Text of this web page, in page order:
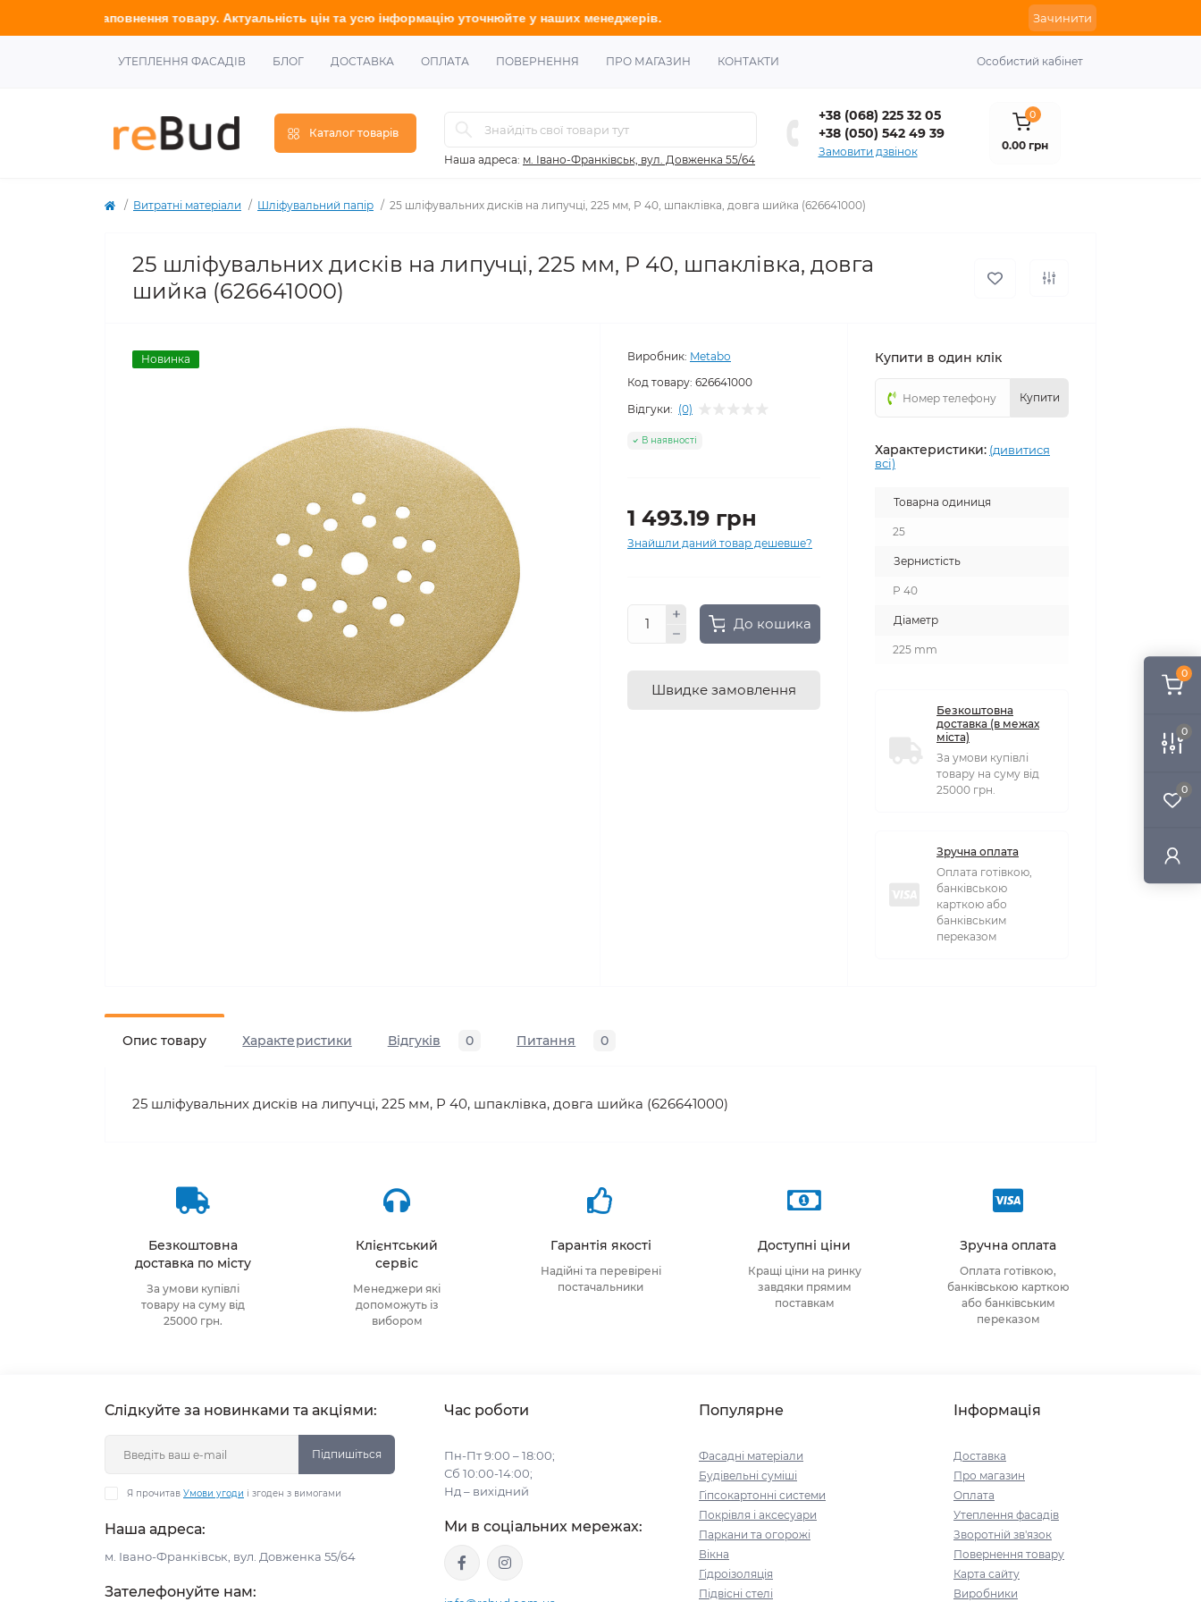
0
0
0
наповнення товару. Актуальність цін та усю інформацію уточнюйтеу наших менеджерів. Зачинити
УТЕПЛЕННЯ ФАСАДІВ БЛОГ ДОСТАВКА ОПЛАТА ПОВЕРНЕННЯ ПРО МАГАЗИН КОНТАКТИ Особистий кабінет
Каталог товарів
Наша адреса: м. Івано-Франківськ, вул. Довженка 55/64
+38 (068) 225 32 05
+38 (050) 542 49 39
Замовити дзвінок
0
0.00 грн
Витратні матеріали Шліфувальний папір 25 шліфувальних дисків на липучці, 225 мм, P 40, шпаклівка, довга шийка (626641000)
25 шліфувальних дисків на липучці, 225 мм, P 40, шпаклівка, довга
шийка (626641000)
Новинка Виробник: Metabo
Код товару: 626641000
Відгуки: (0)
В наявності
1 493.19 грн
Знайшли даний товар дешевше?
До кошика
Швидке замовлення
Купити в один клік
Купити
Характеристики: (дивитися
всі)
Товарна одиниця
25
Зернистість
P 40
Діаметр
225 mm
Безкоштовна
доставка (в межах
міста)
За умови купівлі
товару на суму від
25000 грн.
Зручна оплата
Оплата готівкою,
банківською
карткою або
банківським
переказом
Опис товару Характеристики Відгуків 0 Питання 0
25 шліфувальних дисків на липучці, 225 мм, P 40, шпаклівка, довга шийка (626641000)
Безкоштовна
доставка по місту
За умови купівлі
товару на суму від
25000 грн.
Клієнтський
сервіс
Менеджери які
допоможуть із
вибором
Гарантія якості
Надійні та перевірені
постачальники
Доступні ціни
Кращі ціни на ринку
завдяки прямим
поставкам
Зручна оплата
Оплата готівкою,
банківською карткою
або банківським
переказом
Слідкуйте за новинками та акціями:
Підпишіться
Я прочитав Умови угоди і згоден з вимогами
Наша адреса:
м. Івано-Франківськ, вул. Довженка 55/64
Зателефонуйте нам:
Час роботи
Пн-Пт 9:00 – 18:00;
Сб 10:00-14:00;
Нд – вихідний
Ми в соціальних мережах:
Популярне
Фасадні матеріали
Будівельні cуміші
Гіпсокартонні системи
Покрівля і аксесуари
Паркани та огорожі
Вікна
Гідроізоляція
Підвісні стелі
Інформація
Доставка
Про магазин
Оплата
Утеплення фасадів
Зворотній зв'язок
Повернення товару
Карта сайту
Виробники